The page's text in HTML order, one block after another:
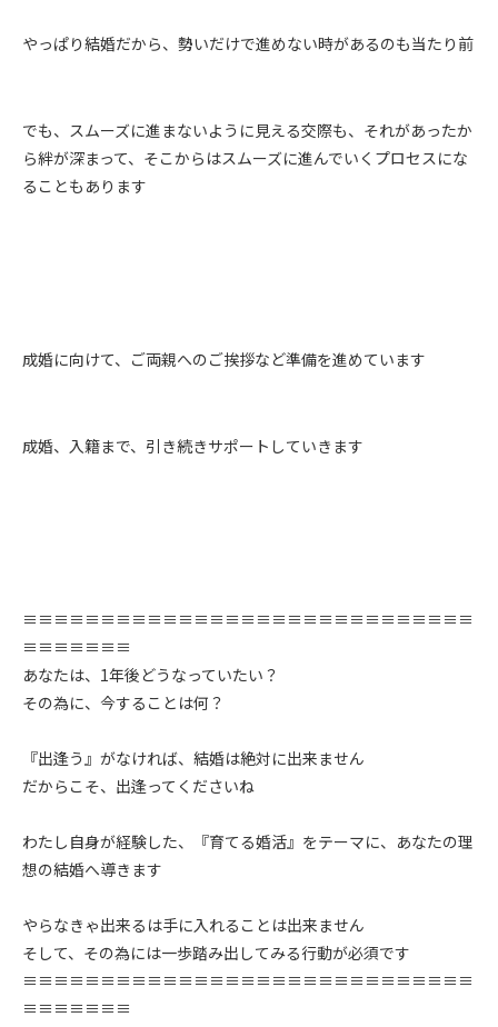
やっぱり結婚だから、勢いだけで進めない時があるのも当たり前
でも、スムーズに進まないように見える交際も、それがあったか
ら絆が深まって、そこからはスムーズに進んでいくプロセスにな
ることもあります
成婚に向けて、ご両親へのご挨拶など準備を進めています
成婚、入籍まで、引き続きサポートしていきます
≡≡≡≡≡≡≡≡≡≡≡≡≡≡≡≡≡≡≡≡≡≡≡≡≡≡≡≡≡
≡≡≡≡≡≡≡
あなたは、1年後どうなっていたい？
その為に、今することは何？
『出逢う』がなければ、結婚は絶対に出来ません
だからこそ、出逢ってくださいね
わたし自身が経験した、『育てる婚活』をテーマに、あなたの理
想の結婚へ導きます
やらなきゃ出来るは手に入れることは出来ません
そして、その為には一歩踏み出してみる行動が必須です
≡≡≡≡≡≡≡≡≡≡≡≡≡≡≡≡≡≡≡≡≡≡≡≡≡≡≡≡≡
≡≡≡≡≡≡≡